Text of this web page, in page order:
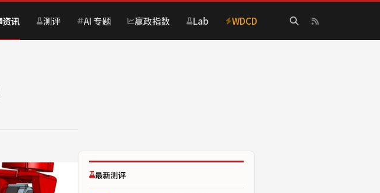
资讯 测评 AI 专题 赢政指数 Lab WDCD
最新测评